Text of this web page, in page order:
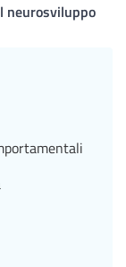
neurosviluppo